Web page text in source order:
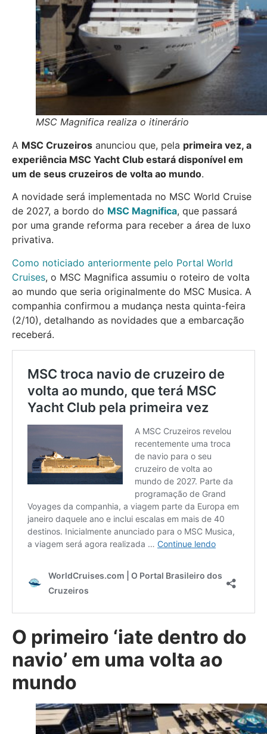
MSC Magnifica realiza o itinerário
A MSC Cruzeiros anunciou que, pela primeira vez, a
experiência MSC Yacht Club estará disponível em
um de seus cruzeiros de volta ao mundo.
A novidade será implementada no MSC World Cruise
de 2027, a bordo do MSC Magnifica, que passará
por uma grande reforma para receber a área de luxo
privativa.
Como noticiado anteriormente pelo Portal World
Cruises, o MSC Magnifica assumiu o roteiro de volta
ao mundo que seria originalmente do MSC Musica. A
companhia confirmou a mudança nesta quinta-feira
(2/10), detalhando as novidades que a embarcação
receberá.
O primeiro ‘iate dentro do
navio’ em uma volta ao
mundo